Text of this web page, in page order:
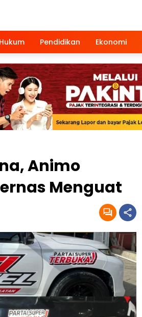
Hukum Pendidikan Ekonomi
Animo
Menguat